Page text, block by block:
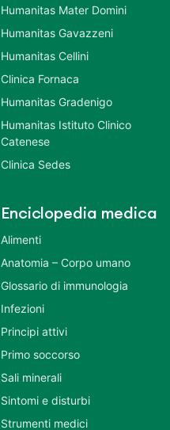
Humanitas Mater Domini
Humanitas Gavazzeni
Humanitas Cellini
Clinica Fornaca
Humanitas Gradenigo
Humanitas Istituto Clinico
Catenese
Clinica Sedes
Enciclopedia medica
Alimenti
Anatomia – Corpo umano
Glossario di immunologia
Infezioni
Principi attivi
Primo soccorso
Sali minerali
Sintomi e disturbi
Strumenti medici